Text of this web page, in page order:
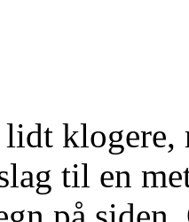
klogere,
til en